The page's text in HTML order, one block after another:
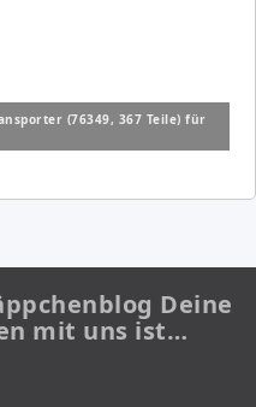
(76349, 367 Teile) für
Deine
mit uns ist…